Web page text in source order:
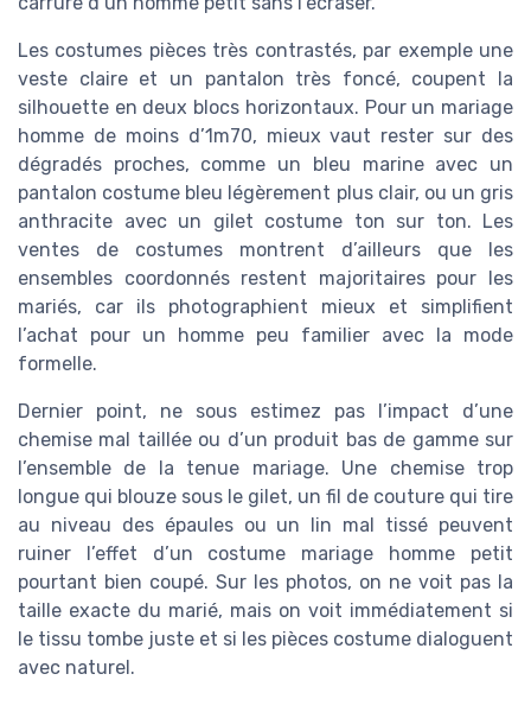
Les costumes pièces très contrastés, par exemple une
veste claire et un pantalon très foncé, coupent la
silhouette en deux blocs horizontaux. Pour un mariage
homme de moins d’1m70, mieux vaut rester sur des
dégradés proches, comme un bleu marine avec un
pantalon costume bleu légèrement plus clair, ou un gris
anthracite avec un gilet costume ton sur ton. Les
ventes de costumes montrent d’ailleurs que les
ensembles coordonnés restent majoritaires pour les
mariés, car ils photographient mieux et simplifient
l’achat pour un homme peu familier avec la mode
formelle.
Dernier point, ne sous estimez pas l’impact d’une
chemise mal taillée ou d’un produit bas de gamme sur
l’ensemble de la tenue mariage. Une chemise trop
longue qui blouze sous le gilet, un fil de couture qui tire
au niveau des épaules ou un lin mal tissé peuvent
ruiner l’effet d’un costume mariage homme petit
pourtant bien coupé. Sur les photos, on ne voit pas la
taille exacte du marié, mais on voit immédiatement si
le tissu tombe juste et si les pièces costume dialoguent
avec naturel.